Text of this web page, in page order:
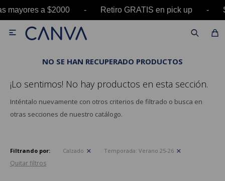
mayores a $2000 - Retiro GRATIS en pick

NO SE HAN RECUPERADO PRODUCTOS
¡Lo sentimos! No hay productos en esta sección.
Inténtalo nuevamente con otros criterios de filtrado o busca en
otras secciones de nuestro catálogo.
Filtrando por: Calzado Temporada: Verano 25-26
Quitar filtros